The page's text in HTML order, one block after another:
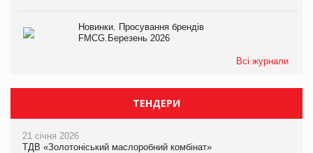
Новинки. Просування брендів
FMCG.Березень 2026
Всі журнали
ТЕНДЕРИ
21 січня 2026
ТДВ «Золотоніський маслоробний комбінат»